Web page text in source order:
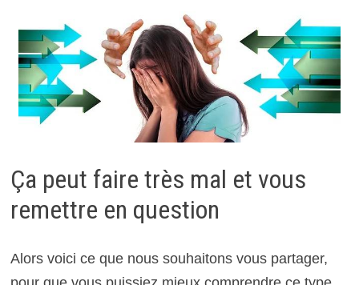
Ça peut faire très mal et vous
remettre en question
Alors voici ce que nous souhaitons vous partager,